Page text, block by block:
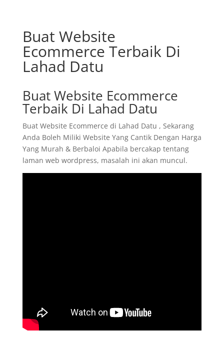
Buat Website
Ecommerce Terbaik Di
Lahad Datu
Buat Website Ecommerce
Terbaik Di Lahad Datu
Buat Website Ecommerce di Lahad Datu , Sekarang
Anda Boleh Miliki Website Yang Cantik Dengan Harga
Yang Murah & Berbaloi Apabila bercakap tentang
laman web wordpress, masalah ini akan muncul.